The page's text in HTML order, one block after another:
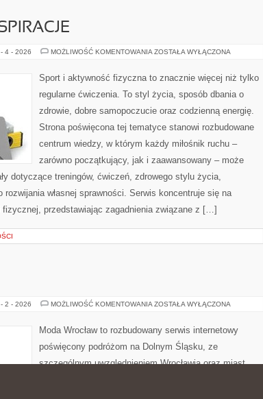
4 - 2026 MOŻLIWOŚĆ KOMENTOWANIA LIFESTYLE
ZOSTAŁA WYŁĄCZONA
Sport i aktywność fizyczna to znacznie więcej niż tylko
regularne ćwiczenia. To styl życia, sposób dbania o
zdrowie, dobre samopoczucie oraz codzienną energię.
Strona poświęcona tej tematyce stanowi rozbudowane
centrum wiedzy, w którym każdy miłośnik ruchu –
zarówno początkujący, jak i zaawansowany – może
dotyczące treningów, ćwiczeń, zdrowego stylu życia,
rozwijania własnej sprawności. Serwis koncentruje się na
fizycznej, przedstawiając zagadnienia związane z […]
2 - 2026 MOŻLIWOŚĆ KOMENTOWANIA ZGORZELEC
ZOSTAŁA WYŁĄCZONA
Moda Wrocław to rozbudowany serwis internetowy
poświęcony podróżom na Dolnym Śląsku, ze
szczególnym uwzględnieniem Wrocławia oraz miast,